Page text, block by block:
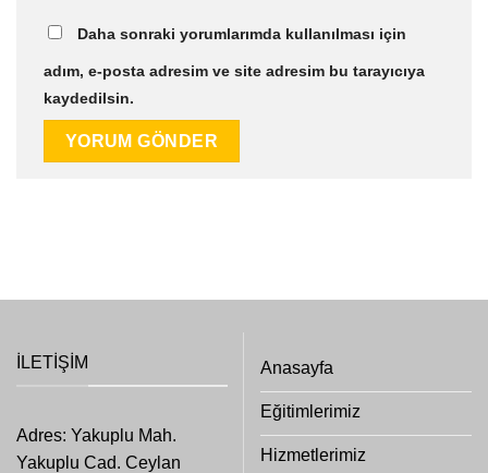
Daha sonraki yorumlarımda kullanılması için
adım, e-posta adresim ve site adresim bu tarayıcıya
kaydedilsin.
İLETIŞIM
Adres: Yakuplu Mah.
Yakuplu Cad. Ceylan
Anasayfa
Eğitimlerimiz
Hizmetlerimiz